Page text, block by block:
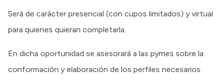
Será de carácter presencial (con cupos limitados) y virtual
para quienes quieran completarla.
En dicha oportunidad se asesorará a las pymes sobre la
conformación y elaboración de los perfiles necesarios